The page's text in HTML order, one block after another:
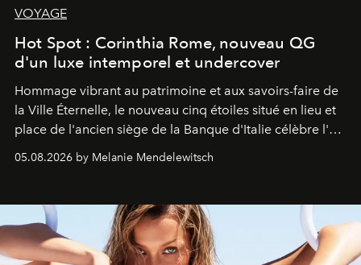
VOYAGE
Hot Spot : Corinthia Rome, nouveau QG
d'un luxe intemporel et undercover
Hommage vibrant au patrimoine et aux savoirs-faire de
la Ville Éternelle, le nouveau cinq étoiles situé en lieu et
place de l'ancien siège de la Banque d'Italie célèbre l'art
05.08.2026 by Melanie Mendelewitsch